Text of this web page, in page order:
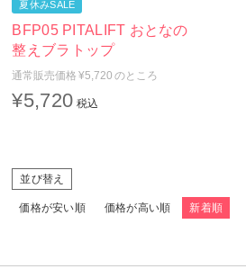
BFP05 PITALIFT おとなの
整えブラトップ
夏休みSALE
通常販売価格 ¥5,720 のところ
¥5,720 税込
並び替え
価格が安い順 価格が高い順 新着順